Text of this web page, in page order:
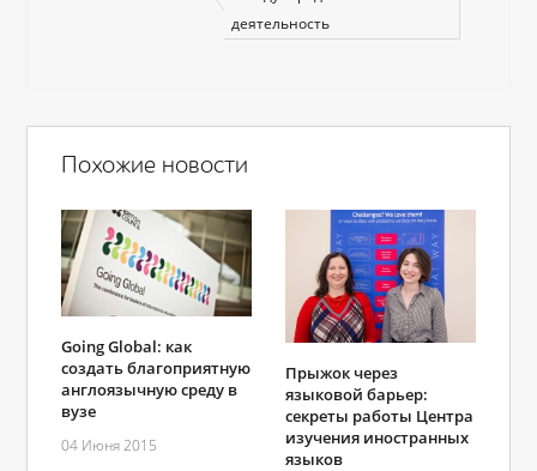
деятельность
Похожие новости
Going Global: как
создать благоприятную
англоязычную среду в
вузе
04 Июня 2015
Прыжок через
языковой барьер:
секреты работы Центра
изучения иностранных
языков